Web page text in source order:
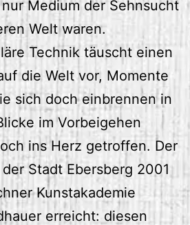
Medium der Sehnsucht
Welt waren.
Technik täuscht einen
die Welt vor, Momente
sich doch einbrennen in
im Vorbeigehen
ins Herz getroffen. Der
Stadt Ebersberg 2001
Kunstakademie
erreicht: diesen